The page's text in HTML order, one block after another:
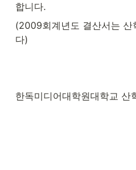
합니다.
(2009회계년도 결산서는 산
다)
한독미디어대학원대학교 산